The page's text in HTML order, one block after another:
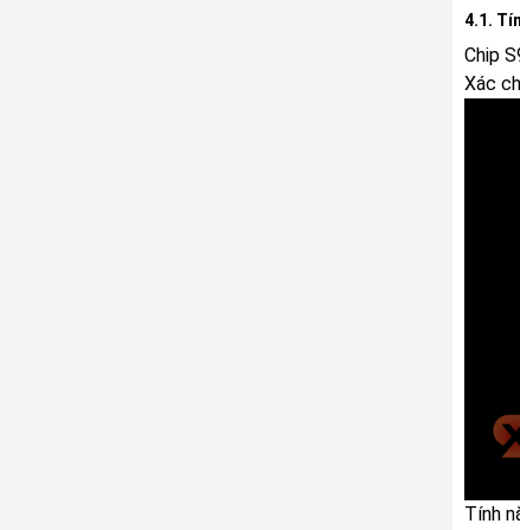
4.1.
Chip
Xác
Tính